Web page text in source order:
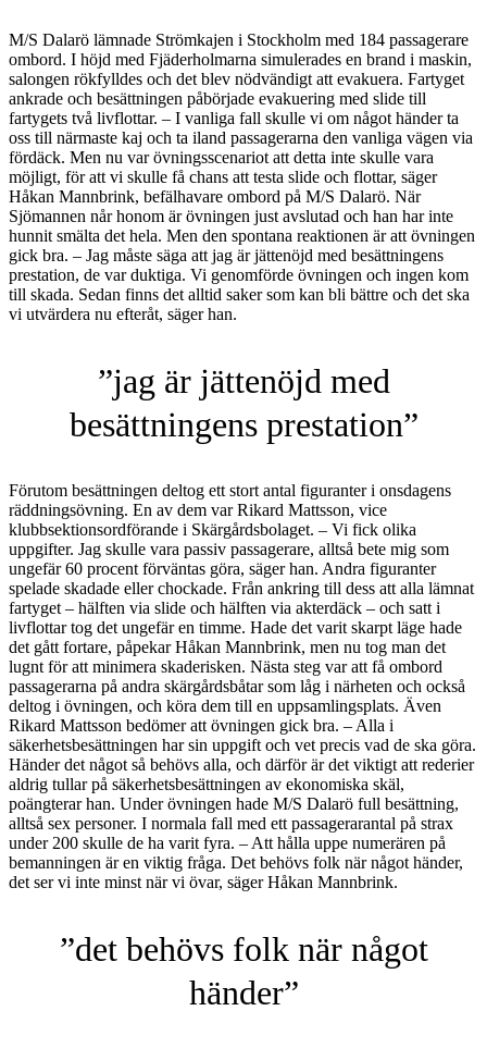
M/S Dalarö lämnade Strömkajen i Stockholm med 184 passagerare
ombord. I höjd med Fjäderholmarna simulerades en brand i maskin,
salongen rökfylldes och det blev nödvändigt att evakuera. Fartyget
ankrade och besättningen påbörjade evakuering med slide till
fartygets två livflottar. – I vanliga fall skulle vi om något händer ta
oss till närmaste kaj och ta iland passagerarna den vanliga vägen via
fördäck. Men nu var övningsscenariot att detta inte skulle vara
möjligt, för att vi skulle få chans att testa slide och flottar, säger
Håkan Mannbrink, befälhavare ombord på M/S Dalarö. När
Sjömannen når honom är övningen just avslutad och han har inte
hunnit smälta det hela. Men den spontana reaktionen är att övningen
gick bra. – Jag måste säga att jag är jättenöjd med besättningens
prestation, de var duktiga. Vi genomförde övningen och ingen kom
till skada. Sedan finns det alltid saker som kan bli bättre och det ska
vi utvärdera nu efteråt, säger han.
”jag är jättenöjd med
besättningens prestation”
Förutom besättningen deltog ett stort antal figuranter i onsdagens
räddningsövning. En av dem var Rikard Mattsson, vice
klubbsektionsordförande i Skärgårdsbolaget. – Vi fick olika
uppgifter. Jag skulle vara passiv passagerare, alltså bete mig som
ungefär 60 procent förväntas göra, säger han. Andra figuranter
spelade skadade eller chockade. Från ankring till dess att alla lämnat
fartyget – hälften via slide och hälften via akterdäck – och satt i
livflottar tog det ungefär en timme. Hade det varit skarpt läge hade
det gått fortare, påpekar Håkan Mannbrink, men nu tog man det
lugnt för att minimera skaderisken. Nästa steg var att få ombord
passagerarna på andra skärgårdsbåtar som låg i närheten och också
deltog i övningen, och köra dem till en uppsamlingsplats. Även
Rikard Mattsson bedömer att övningen gick bra. – Alla i
säkerhetsbesättningen har sin uppgift och vet precis vad de ska göra.
Händer det något så behövs alla, och därför är det viktigt att rederier
aldrig tullar på säkerhetsbesättningen av ekonomiska skäl,
poängterar han. Under övningen hade M/S Dalarö full besättning,
alltså sex personer. I normala fall med ett passagerarantal på strax
under 200 skulle de ha varit fyra. – Att hålla uppe numerären på
bemanningen är en viktig fråga. Det behövs folk när något händer,
det ser vi inte minst när vi övar, säger Håkan Mannbrink.
”det behövs folk när något
händer”